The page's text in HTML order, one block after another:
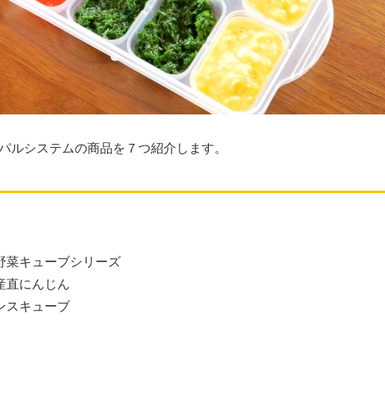
ルシステムの商品を７つ紹介します。
菜キューブシリーズ
直にんじん
スキューブ